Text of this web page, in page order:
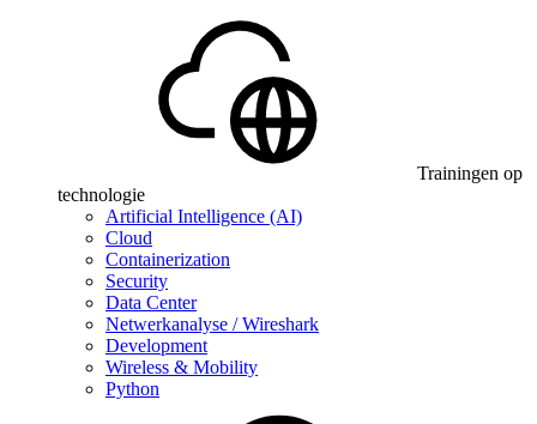
Trainingen op
technologie
Artificial Intelligence (AI)
Cloud
Containerization
Security
Data Center
Netwerkanalyse / Wireshark
Development
Wireless & Mobility
Python